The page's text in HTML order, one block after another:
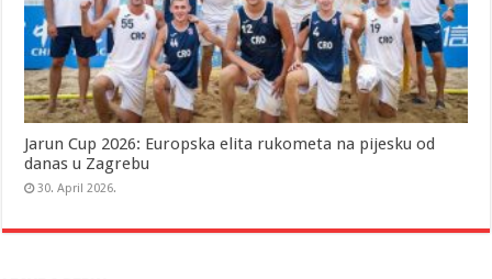
Jarun Cup 2026: Europska elita rukometa na pijesku od
danas u Zagrebu
30. April 2026.